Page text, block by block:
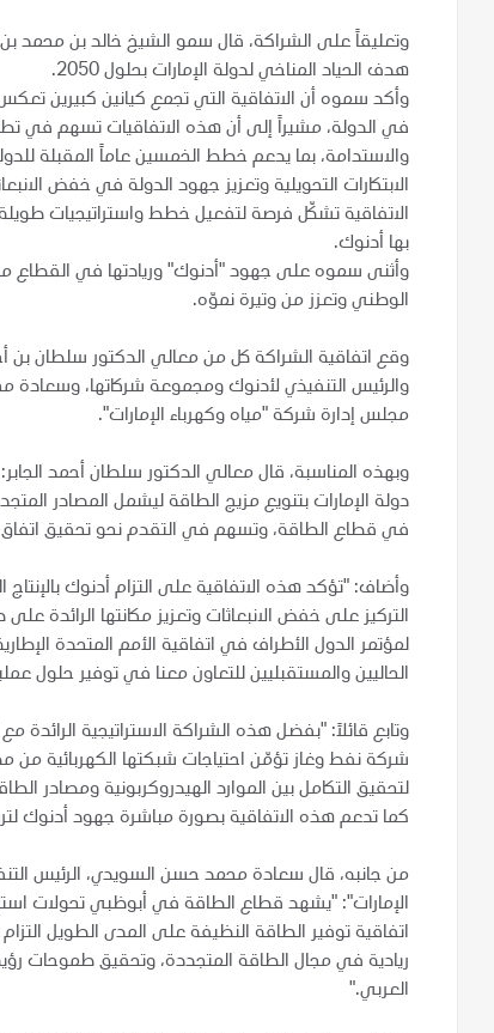
وتعليقاً على الشراكة، قال سمو الشيخ خالد بن محمد بن
هدف الحياد المناخي لدولة الإمارات بحلول 2050.
وأكد سموه أن الاتفاقية التي تجمع كيانين كبيرين
في الدولة، مشيراً إلى أن هذه الاتفاقيات تسهم في
والاستدامة، بما يدعم خطط الخمسين عاماً المقبلة
الابتكارات التحويلية وتعزيز جهود الدولة في خفض
الاتفاقية تشكّل فرصة لتفعيل خطط واستراتيجيات
بها أدنوك.
وأثنى سموه على جهود "أدنوك" وريادتها في القطاع
الوطني وتعزز من وتيرة نموّه.
وقع اتفاقية الشراكة كل من معالي الدكتور سلطان بن
مجلس إدارة شركة "مياه وكهرباء الإمارات".
وبهذه المناسبة، قال معالي الدكتور سلطان أحمد
دولة الإمارات بتنويع مزيج الطاقة ليشمل المصادر
في قطاع الطاقة، وتسهم في التقدم نحو تحقيق اتفاق
وأضاف: "تؤكد هذه الاتفاقية على التزام أدنوك بالإنتاج
التركيز على خفض الانبعاثات وتعزيز مكانتها الرائدة
الحاليين والمستقبليين للتعاون معنا في توفير
وتابع قائلاً: "بفضل هذه الشراكة الاستراتيجية الرائدة
شركة نفط وغاز تؤمّن احتياجات شبكتها الكهربائية من
لتحقيق التكامل بين الموارد الهيدروكربونية ومصادر
كما تدعم هذه الاتفاقية بصورة مباشرة جهود أدنوك
الإمارات": "يشهد قطاع الطاقة في أبوظبي تحولات
اتفاقية توفير الطاقة النظيفة على المدى الطويل
ريادية في مجال الطاقة المتجددة، وتحقيق طموحات
العربي."